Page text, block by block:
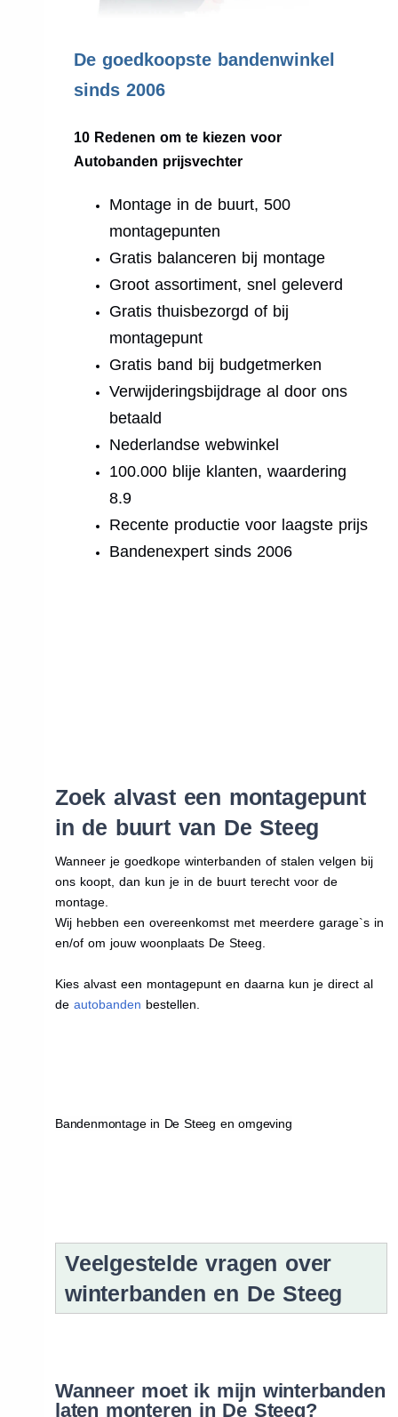
De goedkoopste bandenwinkel
sinds 2006
10 Redenen om te kiezen voor
Autobanden prijsvechter
Montage in de buurt, 500
montagepunten
Gratis balanceren bij montage
Groot assortiment, snel geleverd
Gratis thuisbezorgd of bij
montagepunt
Gratis band bij budgetmerken
Verwijderingsbijdrage al door ons
betaald
Nederlandse webwinkel
100.000 blije klanten, waardering
8.9
Recente productie voor laagste prijs
Bandenexpert sinds 2006
Zoek alvast een montagepunt
in de buurt van De Steeg
Wanneer je goedkope winterbanden of stalen velgen bij
ons koopt, dan kun je in de buurt terecht voor de
montage.
Wij hebben een overeenkomst met meerdere garage`s in
en/of om jouw woonplaats De Steeg.
Kies alvast een montagepunt en daarna kun je direct al
de autobanden bestellen.
Bandenmontage in De Steeg en omgeving
Veelgestelde vragen over
winterbanden en De Steeg
Wanneer moet ik mijn winterbanden
laten monteren in De Steeg?